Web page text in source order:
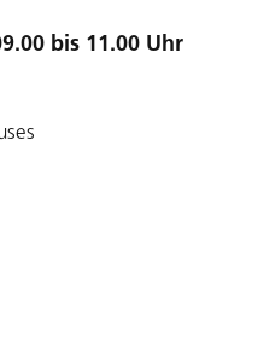
bis 11.00 Uhr